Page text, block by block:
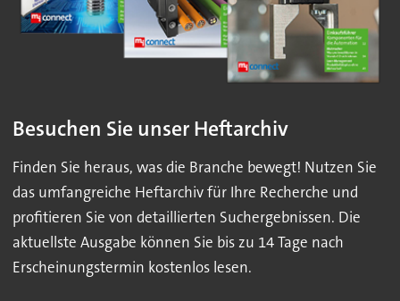
Besuchen Sie unser Heftarchiv
Finden Sie heraus, was die Branche bewegt! Nutzen Sie
das umfangreiche Heftarchiv für Ihre Recherche und
profitieren Sie von detaillierten Suchergebnissen. Die
aktuellste Ausgabe können Sie bis zu 14 Tage nach
Erscheinungstermin kostenlos lesen.